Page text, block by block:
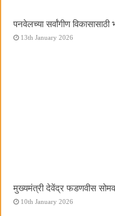
पनवेलच्या सर्वांगीण
13th January 2026
मुख्यमंत्री देवेंद्र फडणवीस
10th January 2026